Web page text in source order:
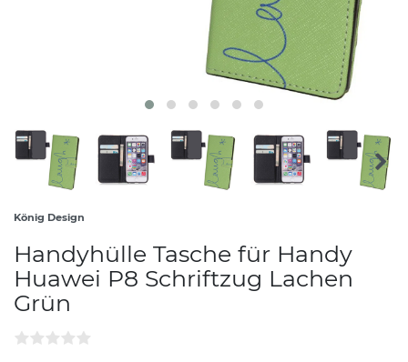
König Design
Handyhülle Tasche für Handy
Huawei P8 Schriftzug Lachen
Grün